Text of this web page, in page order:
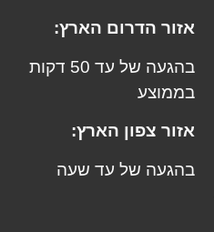
אזור הדרום הארץ:
בהגעה של עד 50 דקות
בממוצע
אזור צפון הארץ:
בהגעה של עד שעה